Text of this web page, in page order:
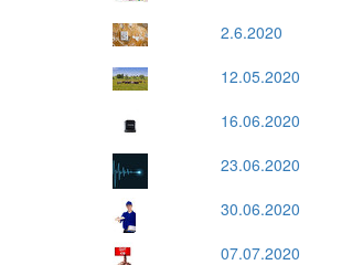
2.6.2020
12.05.2020
16.06.2020
23.06.2020
30.06.2020
07.07.2020